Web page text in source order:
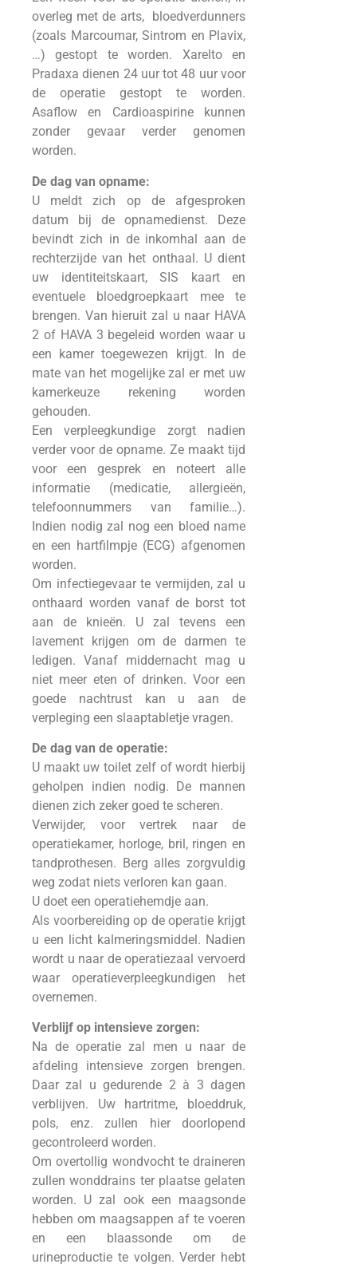
overleg met de arts, bloedverdunners
(zoals Marcoumar, Sintrom en Plavix,
…) gestopt te worden. Xarelto en
Pradaxa dienen 24 uur tot 48 uur voor
de operatie gestopt te worden.
Asaflow en Cardioaspirine kunnen
zonder gevaar verder genomen
worden.
De dag van opname:
U meldt zich op de afgesproken
datum bij de opnamedienst. Deze
bevindt zich in de inkomhal aan de
rechterzijde van het onthaal. U dient
uw identiteitskaart, SIS kaart en
eventuele bloedgroepkaart mee te
brengen. Van hieruit zal u naar HAVA
2 of HAVA 3 begeleid worden waar u
een kamer toegewezen krijgt. In de
mate van het mogelijke zal er met uw
kamerkeuze rekening worden
gehouden.
Een verpleegkundige zorgt nadien
verder voor de opname. Ze maakt tijd
voor een gesprek en noteert alle
informatie (medicatie, allergieën,
telefoonnummers van familie…).
Indien nodig zal nog een bloed name
en een hartfilmpje (ECG) afgenomen
worden.
Om infectiegevaar te vermijden, zal u
onthaard worden vanaf de borst tot
aan de knieën. U zal tevens een
lavement krijgen om de darmen te
ledigen. Vanaf middernacht mag u
niet meer eten of drinken. Voor een
goede nachtrust kan u aan de
verpleging een slaaptabletje vragen.
De dag van de operatie:
U maakt uw toilet zelf of wordt hierbij
geholpen indien nodig. De mannen
dienen zich zeker goed te scheren.
Verwijder, voor vertrek naar de
operatiekamer, horloge, bril, ringen en
tandprothesen. Berg alles zorgvuldig
weg zodat niets verloren kan gaan.
U doet een operatiehemdje aan.
Als voorbereiding op de operatie krijgt
u een licht kalmeringsmiddel. Nadien
wordt u naar de operatiezaal vervoerd
waar operatieverpleegkundigen het
overnemen.
Verblijf op intensieve zorgen:
Na de operatie zal men u naar de
afdeling intensieve zorgen brengen.
Daar zal u gedurende 2 à 3 dagen
verblijven. Uw hartritme, bloeddruk,
pols, enz. zullen hier doorlopend
gecontroleerd worden.
Om overtollig wondvocht te draineren
zullen wonddrains ter plaatse gelaten
worden. U zal ook een maagsonde
hebben om maagsappen af te voeren
en een blaassonde om de
urineproductie te volgen. Verder hebt